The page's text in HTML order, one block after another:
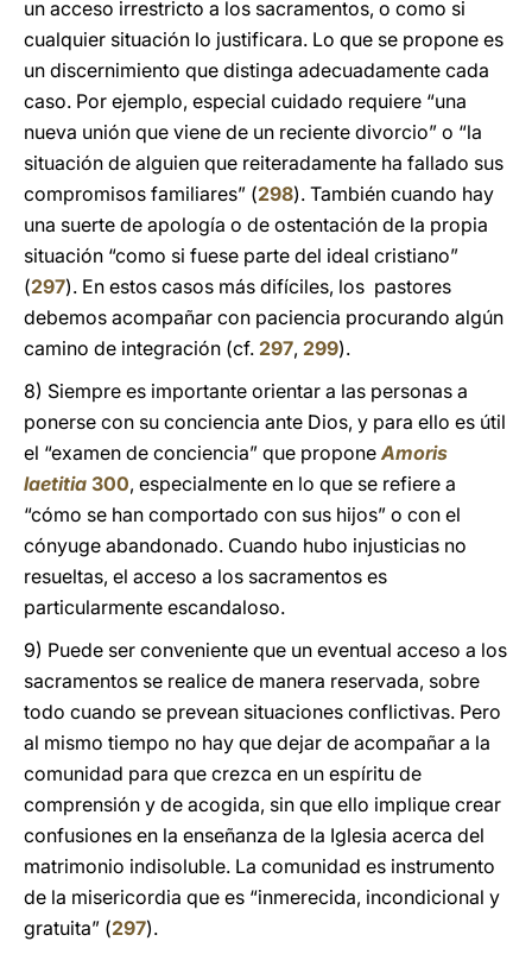
un acceso irrestricto a los sacramentos, o como si
cualquier situación lo justificara. Lo que se propone es
un discernimiento que distinga adecuadamente cada
caso. Por ejemplo, especial cuidado requiere “una
nueva unión que viene de un reciente divorcio” o “la
situación de alguien que reiteradamente ha fallado sus
compromisos familiares” (298). También cuando hay
una suerte de apología o de ostentación de la propia
situación “como si fuese parte del ideal cristiano”
(297). En estos casos más difíciles, los pastores
debemos acompañar con paciencia procurando algún
camino de integración (cf. 297, 299).
8) Siempre es importante orientar a las personas a
ponerse con su conciencia ante Dios, y para ello es útil
el “examen de conciencia” que proponeAmoris
laetitia 300, especialmente en lo que se refiere a
“cómo se han comportado con sus hijos” o con el
cónyuge abandonado. Cuando hubo injusticias no
resueltas, el acceso a los sacramentos es
particularmente escandaloso.
9) Puede ser conveniente que un eventual acceso a los
sacramentos se realice de manera reservada, sobre
todo cuando se prevean situaciones conflictivas. Pero
al mismo tiempo no hay que dejar de acompañar a la
comunidad para que crezca en un espíritu de
comprensión y de acogida, sin que ello implique crear
confusiones en la enseñanza de la Iglesia acerca del
matrimonio indisoluble. La comunidad es instrumento
de la misericordia que es “inmerecida, incondicional y
gratuita” (297).